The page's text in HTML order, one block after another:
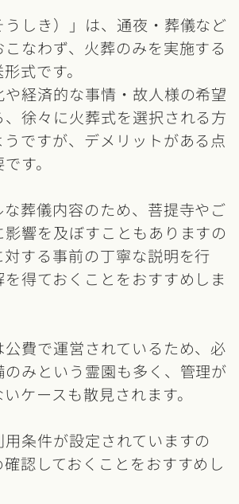
うしき）」は、通夜・葬儀など
なわず、火葬のみを実施する
式です。
経済的な事情・故人様の希望
徐々に火葬式を選択される方
ですが、デメリットがある点
す。
葬儀内容のため、菩提寺やご
響を及ぼすこともありますの
する事前の丁寧な説明を行
得ておくことをおすすめしま
費で運営されているため、必
みという霊園も多く、管理が
ケースも散見されます。
条件が設定されていますの
認しておくことをおすすめし